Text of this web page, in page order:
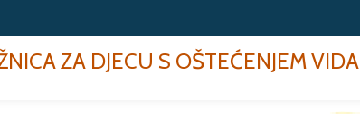
ZA DJECU S OŠTEĆENJEM VIDA